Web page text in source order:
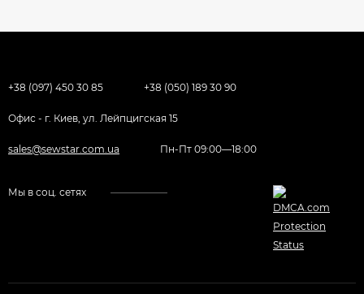
+38 (097) 450 30 85 +38 (050) 189 30 90
Офис - г. Киев, ул. Лейпцигская 15
sales@sewstar.com.ua Пн-Пт 09:00—18:00
Мы в соц. сетях